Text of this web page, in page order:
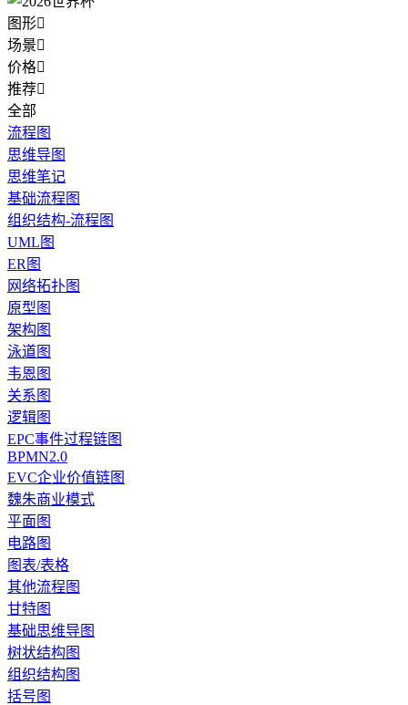
图形
场景
价格
推荐
全部
流程图
思维导图
思维笔记
基础流程图
组织结构-流程图
UML图
ER图
网络拓扑图
原型图
架构图
泳道图
韦恩图
关系图
逻辑图
EPC事件过程链图
BPMN2.0
EVC企业价值链图
魏朱商业模式
平面图
电路图
图表/表格
其他流程图
甘特图
基础思维导图
树状结构图
组织结构图
括号图